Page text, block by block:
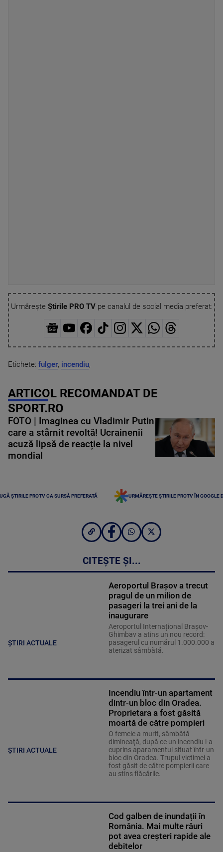
Urmărește Știrile PRO TVpe canalul de social media preferat:
Etichete: fulger, incendiu,
ARTICOL RECOMANDAT DE
SPORT.RO
FOTO | Imaginea cu Vladimir Putin
care a stârnit revoltă! Ucrainenii
acuză lipsă de reacție la nivel
mondial
ȘTIRILE PROTV CA SURSĂ PREFERATĂ URMĂREȘTE ȘTIRILE PROTV ÎN GOOGLE
CITEȘTE ȘI...
ȘTIRI ACTUALE
Aeroportul Brașov a trecut
pragul de un milion de
pasageri la trei ani de la
inaugurare
Aeroportul Internațional Brașov-
Ghimbav a atins un nou record:
pasagerul cu numărul 1.000.000 a
aterizat sâmbătă.
ȘTIRI ACTUALE
Incendiu într-un apartament
dintr-un bloc din Oradea.
Proprietara a fost găsită
moartă de către pompieri
O femeie a murit, sâmbătă
dimineaţă, după ce un incendiu i-a
cuprins aparamentul situat într-un
bloc din Oradea. Trupul victimei a
fost găsit de către pompierii care
au stins flăcările.
Cod galben de inundații în
România. Mai multe râuri
pot avea creșteri rapide ale
debitelor